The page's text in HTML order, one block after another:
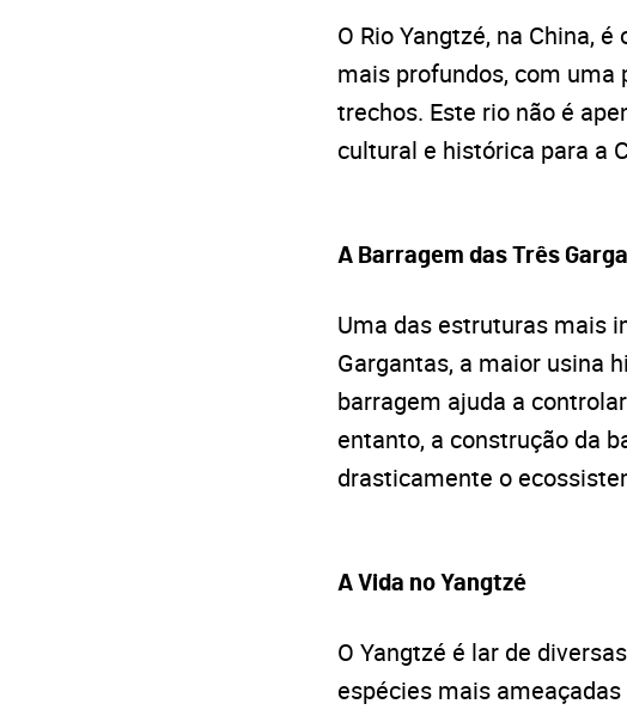
O Rio Yangtzé, na China,
mais profundos, com uma
trechos. Este rio não é
cultural e histórica para a
A Barragem das Três
Uma das estruturas mais
Gargantas, a maior usina
barragem ajuda a
entanto, a construção da
drasticamente o
A Vida no Yangtzé
O Yangtzé é lar de
espécies mais